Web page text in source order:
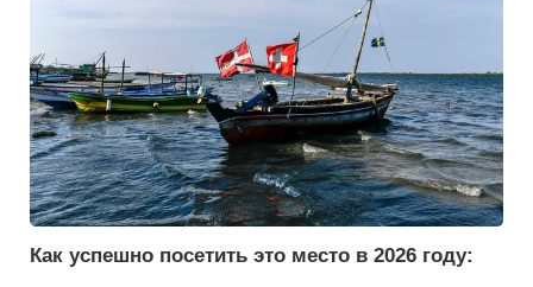
Как успешно посетить это место в 2026 году: